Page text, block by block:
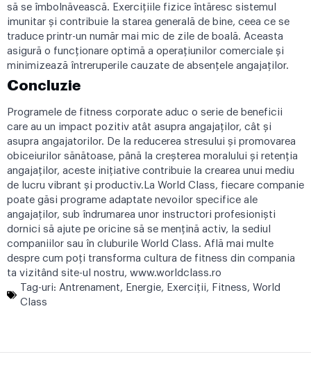
să se îmbolnăvească. Exercițiile fizice întăresc sistemul
imunitar și contribuie la starea generală de bine, ceea ce se
traduce printr-un număr mai mic de zile de boală. Aceasta
asigură o funcționare optimă a operațiunilor comerciale și
minimizează întreruperile cauzate de absențele angajaților.
Concluzie
Programele de fitness corporate aduc o serie de beneficii
care au un impact pozitiv atât asupra angajaților, cât și
asupra angajatorilor. De la reducerea stresului și promovarea
obiceiurilor sănătoase, până la creșterea moralului și retenția
angajaților, aceste inițiative contribuie la crearea unui mediu
de lucru vibrant și productiv.La World Class, fiecare companie
poate găsi programe adaptate nevoilor specifice ale
angajaților, sub îndrumarea unor instructori profesioniști
dornici să ajute pe oricine să se mențină activ, la sediul
companiilor sau în cluburile World Class. Află mai multe
despre cum poți transforma cultura de fitness din compania
ta vizitând site-ul nostru, www.worldclass.ro
Tag-uri: Antrenament, Energie, Exerciţii, Fitness, World
Class